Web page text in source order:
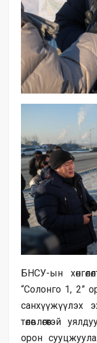
БНСУ-ын
“Солонго 1, 2”
санхүүжүүлэх
төлөвлөгөөтэй
орон